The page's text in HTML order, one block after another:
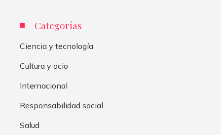
Categorías
Ciencia y tecnología
Cultura y ocio
Internacional
Responsabilidad social
Salud